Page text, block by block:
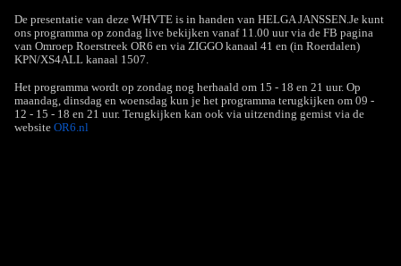
De presentatie van deze WHVTE is in handen van HELGA JANSSEN.Je kunt
ons programma op zondag live bekijken vanaf 11.00 uur via de FB pagina
van Omroep Roerstreek OR6 en via ZIGGO kanaal 41 en (in Roerdalen)
KPN/XS4ALL kanaal 1507.
Het programma wordt op zondag nog herhaald om 15 - 18 en 21 uur. Op
maandag, dinsdag en woensdag kun je het programma terugkijken om 09 -
12 - 15 - 18 en 21 uur. Terugkijken kan ook via uitzending gemist via de
website OR6.nl